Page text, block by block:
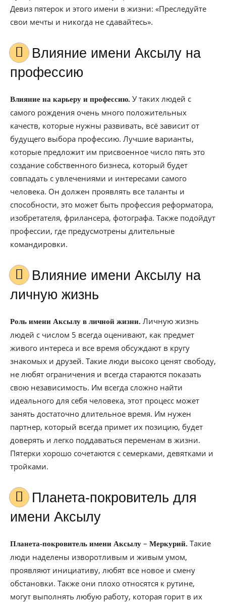
Девиз пятерок и этого имени в жизни: «Преследуйте
свои мечты и никогда не сдавайтесь».
Влияние имени Аксылу на
профессию
Влияние на карьеру и профессию. У таких людей с
самого рождения очень много положительных
качеств, которые нужны развивать, всё зависит от
будущего выбора профессию. Лучшие варианты,
которые предложит им присвоенное число пять это
создание собственного бизнеса, который будет
совпадать с увлечениями и интересами самого
человека. Он должен проявлять все таланты и
способности, это может быть профессия реформатора,
изобретателя, фрилансера, фотографа. Также подойдут
профессии, где предусмотрены длительные
командировки.
Влияние имени Аксылу на
личную жизнь
Роль имени Аксылу в личной жизни. Личную жизнь
людей с числом 5 всегда оценивают, как предмет
живого интереса и все время обсуждают в кругу
знакомых и друзей. Такие люди высоко ценят свободу,
не любят ограничения и всегда стараются показать
свою независимость. Им всегда сложно найти
идеального для себя человека, этот процесс может
занять достаточно длительное время. Им нужен
партнер, который всегда примет их позицию, будет
доверять и легко поддаваться переменам в жизни.
Пятерки хорошо сочетаются с семерками, девятками и
тройками.
Планета-покровитель для
имени Аксылу
Планета-покровитель имени Аксылу – Меркурий. Такие
люди наделены изворотливым и живым умом,
проявляют инициативу, любят все новое и смену
обстановки. Также они плохо относятся к рутине,
могут выполнять любую работу, которая горит в их